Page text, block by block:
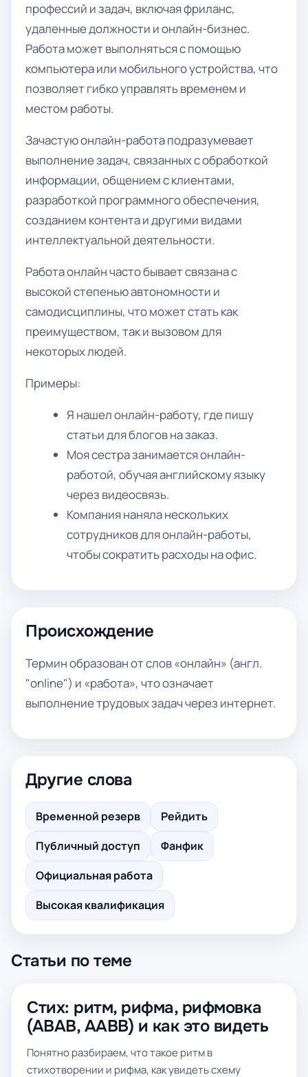
профессий и задач, включая фриланс,
удаленные должности и онлайн-бизнес.
Работа может выполняться с помощью
компьютера или мобильного устройства, что
позволяет гибко управлять временем и
местом работы.
Зачастую онлайн-работа подразумевает
выполнение задач, связанных с обработкой
информации, общением с клиентами,
разработкой программного обеспечения,
созданием контента и другими видами
интеллектуальной деятельности.
Работа онлайн часто бывает связана с
высокой степенью автономности и
самодисциплины, что может стать как
преимуществом, так и вызовом для
некоторых людей.
Примеры:
Я нашел онлайн-работу, где пишу
статьи для блогов на заказ.
Моя сестра занимается онлайн-
работой, обучая английскому языку
через видеосвязь.
Компания наняла нескольких
сотрудников для онлайн-работы,
чтобы сократить расходы на офис.
Происхождение
Термин образован от слов «онлайн» (англ.
"online") и «работа», что означает
выполнение трудовых задач через интернет.
Другие слова
Временной резерв
Рейдить
Публичный доступ
Фанфик
Официальная работа
Высокая квалификация
Статьи по теме
Стих: ритм, рифма, рифмовка
(ABAB, AABB) и как это видеть
Понятно разбираем, что такое ритм в
стихотворении и рифма, как увидеть схему